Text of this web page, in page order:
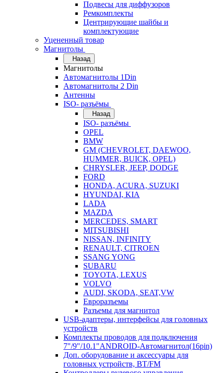
Подвесы для диффузоров
Ремкомплекты
Центрирующие шайбы и
комплектующие
Уцененный товар
Магнитолы
Назад
Магнитолы
Автомагнитолы 1Din
Автомагнитолы 2 Din
Антенны
ISO- разъёмы
Назад
ISO- разъёмы
OPEL
BMW
GM (CHEVROLET, DAEWOO,
HUMMER, BUICK, OPEL)
CHRYSLER, JEEP, DODGE
FORD
HONDA, ACURA, SUZUKI
HYUNDAI, KIA
LADA
MAZDA
MERCEDES, SMART
MITSUBISHI
NISSAN, INFINITY
RENAULT, CITROEN
SSANG YONG
SUBARU
TOYOTA, LEXUS
VOLVO
AUDI, SKODA, SEAT,VW
Евроразъемы
Разъемы для магнитол
USB-адаптеры, интерфейсы для головных
устройств
Комплекты проводов для подключения
7"/9"/10.1"ANDROID-Автомагнитол(16pin)
Доп. оборудование и аксессуары для
головных устройств, BT/FM